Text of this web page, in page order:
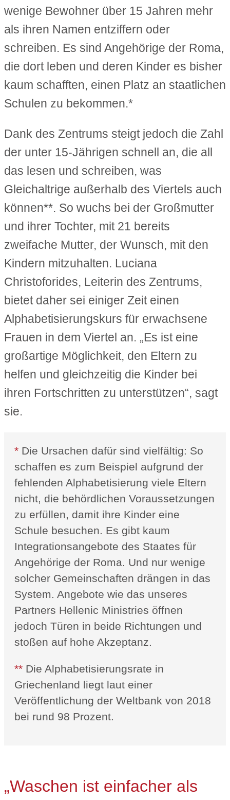
wenige Bewohner über 15 Jahren mehr
als ihren Namen entziffern oder
schreiben. Es sind Angehörige der Roma,
die dort leben und deren Kinder es bisher
kaum schafften, einen Platz an staatlichen
Schulen zu bekommen.*
Dank des Zentrums steigt jedoch die Zahl
der unter 15-Jährigen schnell an, die all
das lesen und schreiben, was
Gleichaltrige außerhalb des Viertels auch
können**. So wuchs bei der Großmutter
und ihrer Tochter, mit 21 bereits
zweifache Mutter, der Wunsch, mit den
Kindern mitzuhalten. Luciana
Christoforides, Leiterin des Zentrums,
bietet daher sei einiger Zeit einen
Alphabetisierungskurs für erwachsene
Frauen in dem Viertel an. „Es ist eine
großartige Möglichkeit, den Eltern zu
helfen und gleichzeitig die Kinder bei
ihren Fortschritten zu unterstützen“, sagt
sie.
* Die Ursachen dafür sind vielfältig: So
schaffen es zum Beispiel aufgrund der
fehlenden Alphabetisierung viele Eltern
nicht, die behördlichen Voraussetzungen
zu erfüllen, damit ihre Kinder eine
Schule besuchen. Es gibt kaum
Integrationsangebote des Staates für
Angehörige der Roma. Und nur wenige
solcher Gemeinschaften drängen in das
System. Angebote wie das unseres
Partners Hellenic Ministries öffnen
jedoch Türen in beide Richtungen und
stoßen auf hohe Akzeptanz.
** Die Alphabetisierungsrate in
Griechenland liegt laut einer
Veröffentlichung der Weltbank von 2018
bei rund 98 Prozent.
„Waschen ist einfacher als